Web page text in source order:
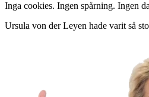
Inga cookies. Ingen spårning. Ingen
Ursula von der Leyen hade varit så